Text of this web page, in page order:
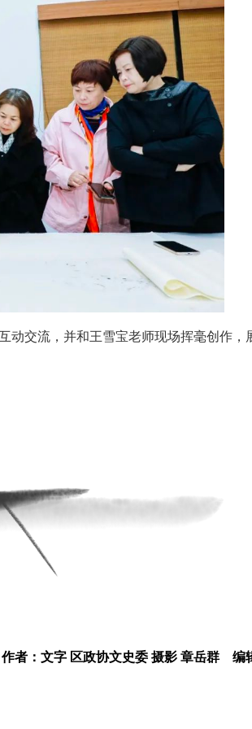
动交流，并和王雪宝老师现场挥毫创作，
作者：文字 区政协文史委 摄影 章岳群 编